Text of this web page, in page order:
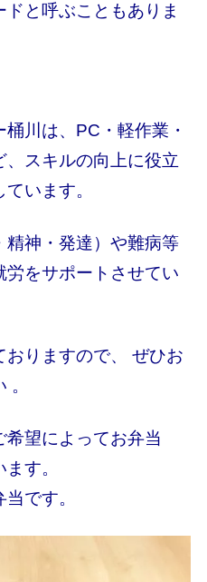
と呼ぶこともありま
川は、PC・軽作業・
スキルの向上に役立
います。
神・発達）や難病等
労をサポートさせてい
りますので、 ぜひお
。
望によってお弁当
ます。
です。